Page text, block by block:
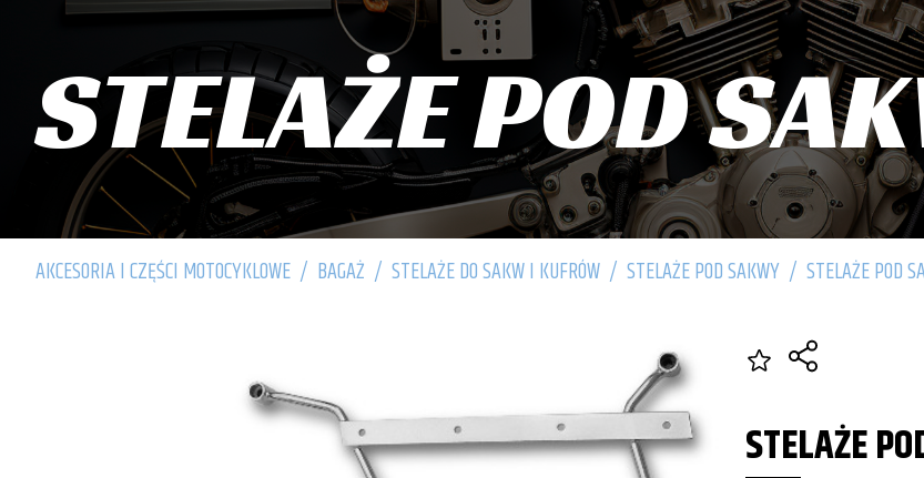
STELAŻE POD
AKCESORIA I CZĘŚCI MOTOCYKLOWE / BAGAŻ / STELAŻE DO SAKW I KUFRÓW / STELAŻE POD SAKWY / STELAŻE POD
STELAŻE